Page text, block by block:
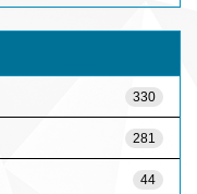
330
281
44